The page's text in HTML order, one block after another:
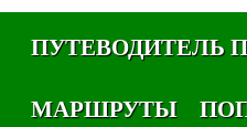
ПУТЕВОДИТЕЛЬ
МАРШРУТЫ